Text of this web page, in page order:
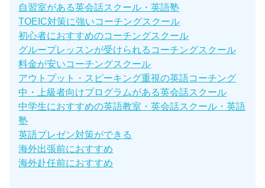
自習室がある英会話スクール・英語塾
TOEIC対策に強いコーチングスクール
初心者におすすめのコーチングスクール
グループレッスンが受けられるコーチングスクール
料金が安いコーチングスクール
アウトプット・スピーキング重視の英語コーチング
中・上級者向けプログラムがある英会話スクール
中学生におすすめの英語教室・英会話スクール・英語
塾
英語プレゼン対策ができる
海外出張前におすすめ
海外赴任前におすすめ